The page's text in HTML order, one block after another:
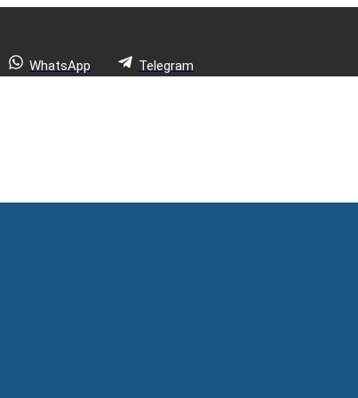
WhatsApp Telegram